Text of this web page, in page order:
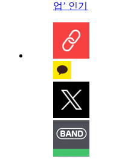
업’ 인기